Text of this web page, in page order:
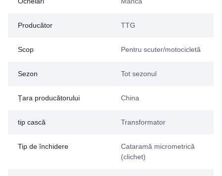
Producător TTG
Scop Pentru scuter/motocicletă
Sezon Tot sezonul
Țara producătorului China
tip cască Transformator
Tip de închidere
Cataramă micrometrică
(clichet)